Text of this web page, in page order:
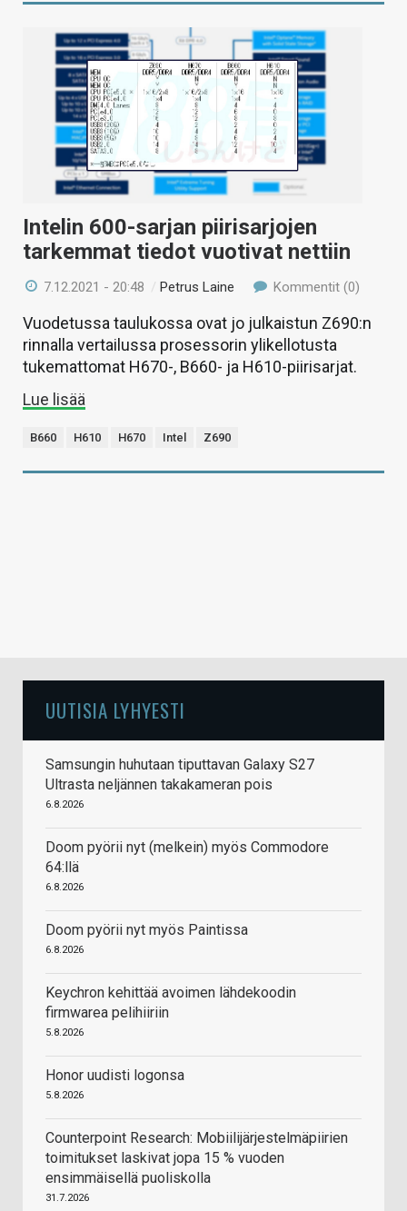
Intelin 600-sarjan piirisarjojen
tarkemmat tiedot vuotivat nettiin
7.12.2021 - 20:48 /Petrus Laine Kommentit (0)
Vuodetussa taulukossa ovat jo julkaistun Z690:n
rinnalla vertailussa prosessorin ylikellotusta
tukemattomat H670-, B660- ja H610-piirisarjat.
Lue lisää
B660 H610 H670 Intel Z690
UUTISIA LYHYESTI
Samsungin huhutaan tiputtavan Galaxy S27
Ultrasta neljännen takakameran pois
6.8.2026
Doom pyörii nyt (melkein) myös Commodore
64:llä
6.8.2026
Doom pyörii nyt myös Paintissa
6.8.2026
Keychron kehittää avoimen lähdekoodin
firmwarea pelihiiriin
5.8.2026
Honor uudisti logonsa
5.8.2026
Counterpoint Research: Mobiilijärjestelmäpiirien
toimitukset laskivat jopa 15 % vuoden
ensimmäisellä puoliskolla
31.7.2026